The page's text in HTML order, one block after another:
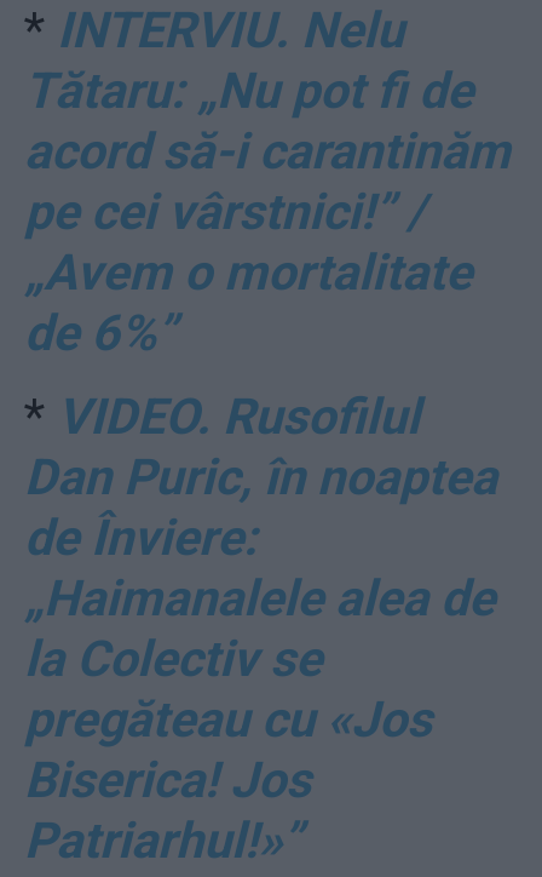
* INTERVIU. Nelu
Tătaru: „Nu pot fi de
acord să-i carantinăm
pe cei vârstnici!” /
„Avem o mortalitate
de 6%”
* VIDEO. Rusofilul
Dan Puric, în noaptea
de Înviere:
„Haimanalele alea de
la Colectiv se
pregăteau cu «Jos
Biserica! Jos
Patriarhul!»”